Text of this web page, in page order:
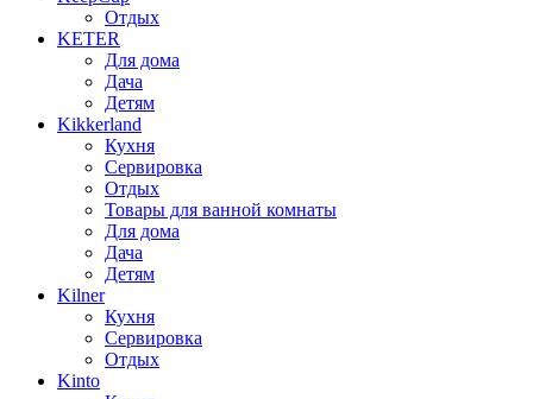
Отдых
KETER
Для дома
Дача
Детям
Kikkerland
Кухня
Сервировка
Отдых
Товары для ванной комнаты
Для дома
Дача
Детям
Kilner
Кухня
Сервировка
Отдых
Kinto